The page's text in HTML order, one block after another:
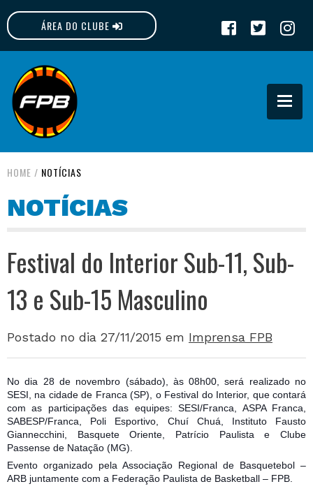
ÁREA DO CLUBE
FPB
HOME / NOTÍCIAS
NOTÍCIAS
Festival do Interior Sub-11, Sub-
13 e Sub-15 Masculino
Postado no dia 27/11/2015 em Imprensa FPB
No dia 28 de novembro (sábado), às 08h00, será realizado no
SESI, na cidade de Franca (SP), o Festival do Interior, que contará
com as participações das equipes: SESI/Franca, ASPA Franca,
SABESP/Franca, Poli Esportivo, Chuí Chuá, Instituto Fausto
Giannecchini, Basquete Oriente, Patrício Paulista e Clube
Passense de Natação (MG).
Evento organizado pela Associação Regional de Basquetebol –
ARB juntamente com a Federação Paulista de Basketball – FPB.